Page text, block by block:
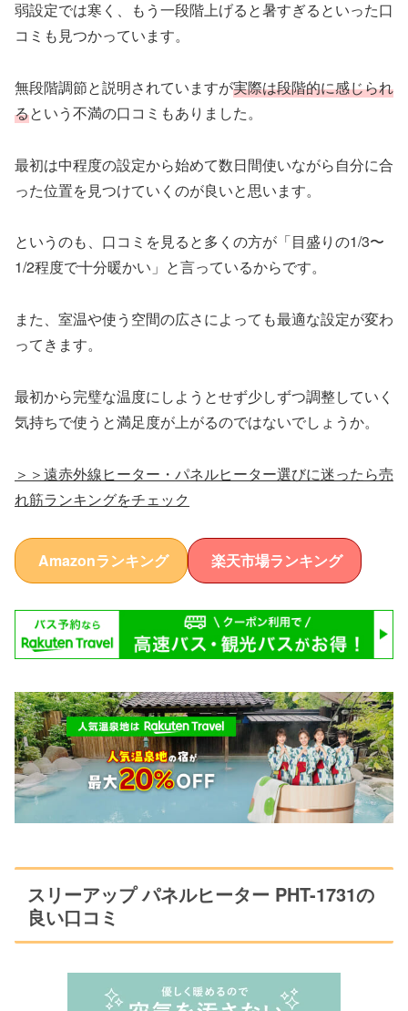
弱設定では寒く、もう一段階上げると暑すぎるといった口
コミも見つかっています。
無段階調節と説明されていますが実際は段階的に感じられ
るという不満の口コミもありました。
最初は中程度の設定から始めて数日間使いながら自分に合
った位置を見つけていくのが良いと思います。
というのも、口コミを見ると多くの方が「目盛りの1/3〜
1/2程度で十分暖かい」と言っているからです。
また、室温や使う空間の広さによっても最適な設定が変わ
ってきます。
最初から完璧な温度にしようとせず少しずつ調整していく
気持ちで使うと満足度が上がるのではないでしょうか。
＞＞遠赤外線ヒーター・パネルヒーター選びに迷ったら売
れ筋ランキングをチェック
Amazonランキング 楽天市場ランキング
スリーアップ パネルヒーター PHT-1731の
良い口コミ